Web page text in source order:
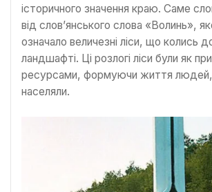
історичного значення краю. Саме
від слов’янського слова «Волинь»,
означало величезні ліси, що колись
ландшафті. Ці розлогі ліси були як
ресурсами, формуючи життя людей,
населяли.